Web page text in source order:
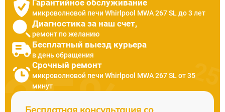
Гарантийное обслуживание
микроволновой печи Whirlpool MWA 267 SL до 3 лет
Диагностика за наш счет,
ремонт по желанию
Бесплатный выезд курьера
в день обращения
Срочный ремонт
микроволновой печи Whirlpool MWA 267 SL от 35
минут